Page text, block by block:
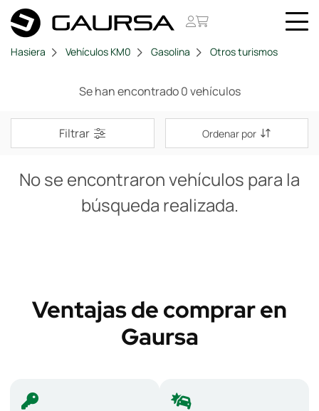
Hasiera Vehículos KM0 Gasolina Otros turismos
Se han encontrado 0 vehículos
Filtrar Ordenar por
No se encontraron vehículos para la
búsqueda realizada.
Ventajas de comprar en
Gaursa